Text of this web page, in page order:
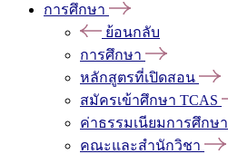
การศึกษา
ย้อนกลับ
การศึกษา
หลักสูตรที่เปิดสอน
สมัครเข้าศึกษา TCAS
ค่าธรรมเนียมการศึกษา
คณะและสำนักวิชา